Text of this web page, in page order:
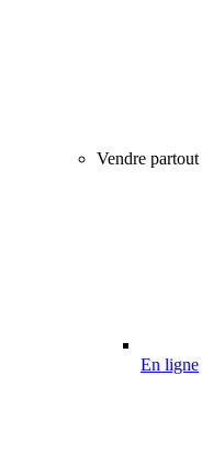
Vendre partout
En ligne